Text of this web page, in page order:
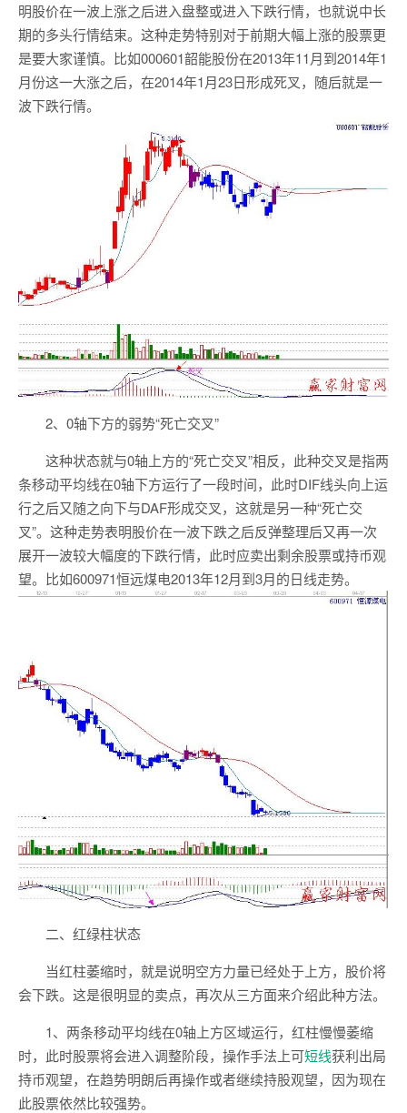
明股价在一波上涨之后进入盘整或进入下跌行情，也就说中长
期的多头行情结束。这种走势特别对于前期大幅上涨的股票更
是要大家谨慎。比如000601韶能股份在2013年11月到2014年1
月份这一大涨之后，在2014年1月23日形成死叉，随后就是一
波下跌行情。
2、0轴下方的弱势“死亡交叉”
这种状态就与0轴上方的“死亡交叉”相反，此种交叉是指两
条移动平均线在0轴下方运行了一段时间，此时DIF线头向上运
行之后又随之向下与DAF形成交叉，这就是另一种“死亡交
叉”。这种走势表明股价在一波下跌之后反弹整理后又再一次
展开一波较大幅度的下跌行情，此时应卖出剩余股票或持币观
望。比如600971恒远煤电2013年12月到3月的日线走势。
二、红绿柱状态
当红柱萎缩时，就是说明空方力量已经处于上方，股价将
会下跌。这是很明显的卖点，再次从三方面来介绍此种方法。
1、两条移动平均线在0轴上方区域运行，红柱慢慢萎缩
时，此时股票将会进入调整阶段，操作手法上可短线获利出局
持币观望，在趋势明朗后再操作或者继续持股观望，因为现在
此股票依然比较强势。